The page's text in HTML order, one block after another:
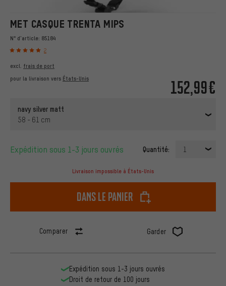
MET CASQUE TRENTA MIPS
N° d'article: 85184
2
152,99€
excl. frais de port
pour la livraison vers États-Unis
navy silver matt
58 - 61 cm
Expédition sous 1-3 jours ouvrés Quantité: 1
Livraison impossible à États-Unis
dans le panier
Comparer Garder
Expédition sous 1-3 jours ouvrés
Droit de retour de 100 jours